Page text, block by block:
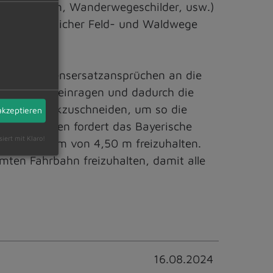
Wanderwegeschilder, usw.)
Feld- und Waldwege
Schadensersatzansprüchen an die
hineinragen und dadurch die
zurückzuschneiden, um so die
Radwegen fordert das Bayerische
von 4,50 m freizuhalten.
Fahrbahn freizuhalten, damit alle
16.08.2024
mit Klaro!